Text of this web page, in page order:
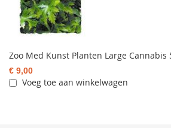
Zoo Med Kunst Planten Large Cannabis
€ 9,00
Voeg toe aan winkelwagen